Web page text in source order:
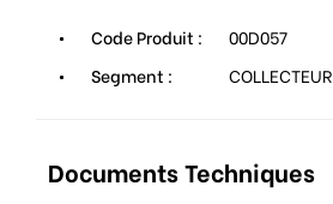
Code Produit :
00D057
Segment :
COLLECTEUR
Documents Techniques